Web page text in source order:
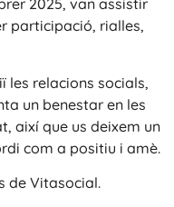
2025, van assistir
participació, rialles,
relacions socials,
un benestar en les
així que us deixem un
com a positiu i amè.
de Vitasocial.